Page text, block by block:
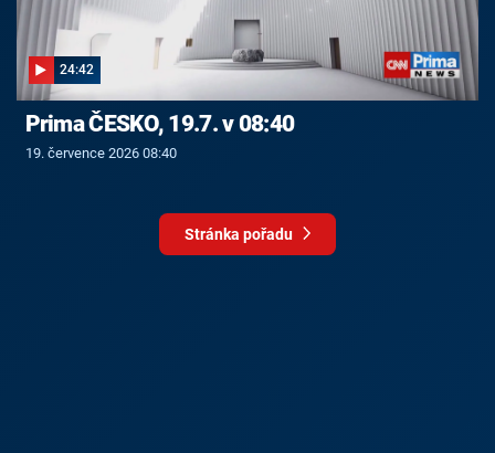
24:42
Prima ČESKO, 19.7. v 08:40
19. července 2026 08:40
Stránka pořadu